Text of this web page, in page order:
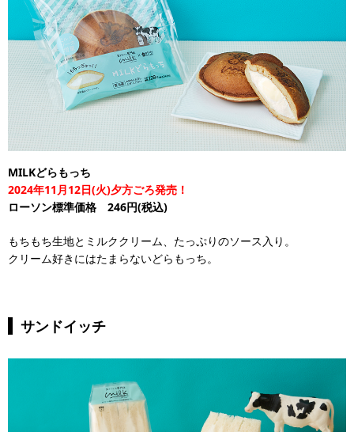
MILKどらもっち
2024年11月12日(火)夕方ごろ発売！
ローソン標準価格 246円(税込)
もちもち生地とミルククリーム、たっぷりのソース入り。
クリーム好きにはたまらないどらもっち。
サンドイッチ